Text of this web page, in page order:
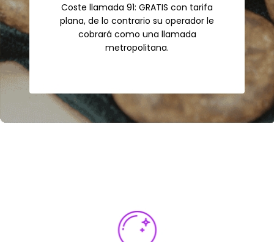
Coste llamada 91: GRATIS con tarifa
plana, de lo contrario su operador le
cobrará como una llamada
metropolitana.